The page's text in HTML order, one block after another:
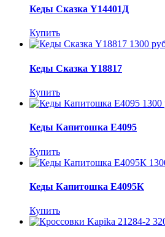
Кеды Сказка Y14401Д
Купить
1300
Кеды Сказка Y18817
Купить
1300
Кеды Капитошка E4095
Купить
Кеды Капитошка E4095К
Купить